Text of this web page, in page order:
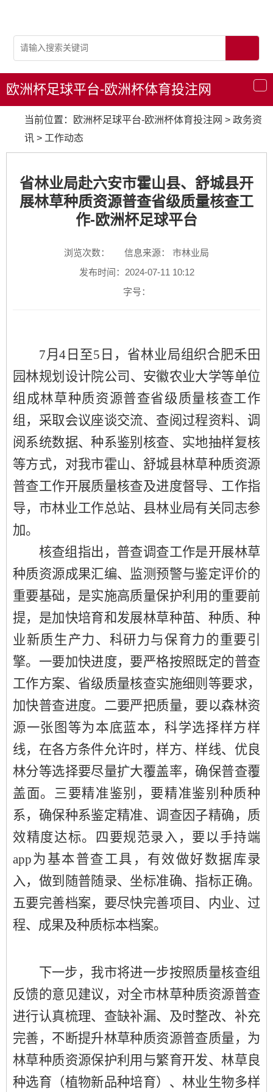
导
航
欧洲杯足球平台-欧洲杯体育投注网
当前位置： 欧洲杯足球平台-欧洲杯体育投注网 > 政务资
讯 > 工作动态
省林业局赴六安市霍山县、舒城县开
展林草种质资源普查省级质量核查工
作-欧洲杯足球平台
浏览次数：
信息来源： 市林业局
发布时间：2024-07-11 10:12
字号：
7月4 日 至5日 ，省林业局组织合肥禾田
园林规划设计院公司 、安徽农业大学等单位
组成林草种质资源普查省级质量核查工作
组，采取会议座谈交流、查阅过程资料、调
阅系统数据、种系鉴别核查、实地抽样复核
等方式，对我市霍山、舒城县林草种质资源
普查工作开展质量核查及进度督导、工作指
导，市林业工作总站、县林业局有关同志参
加。
核查组指出，普查调查工作是开展林草
种质资源成果汇编、监测预警与鉴定评价的
重要基础，是实施高质量保护利用的重要前
提，是加快培育和发展林草种苗、种质、种
业新质生产力、科研力与保育力的重要引
擎。一要加快进度，要严格按照既定的普查
工作方案、省级质量核查实施细则等要求，
加快普查进度。二要严把质量，要以森林资
源一张图等为本底蓝本，科学选择样方样
线，在各方条件允许时，样方、样线、优良
林分等选择要尽量扩大覆盖率，确保普查覆
盖面。三要精准鉴别，要精准鉴别种质种
系，确保种系鉴定精准、调查因子精确，质
效精度达标。四要规范录入，要以手持端
app为基本普查工具，有效做好数据库录
入，做到随普随录、坐标准确、指标正确。
五要完善档案，要尽快完善项目、内业、过
程、成果及种质标本档案。
下一步，我市将进一步按照质量核查组
反馈的意见建议，对全市林草种质资源普查
进行认真梳理、查缺补漏、及时整改、补充
完善，不断提升林草种质资源普查质量，为
林草种质资源保护利用与繁育开发、林草良
种选育（植物新品种培育）、林业生物多样